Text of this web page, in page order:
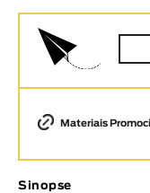
Animar
DURAÇÃO
< / >
GÉNERO
Materiais
Sinopse